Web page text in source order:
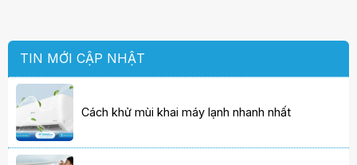
TIN MỚI CẬP NHẬT
Cách khử mùi khai máy lạnh nhanh nhất